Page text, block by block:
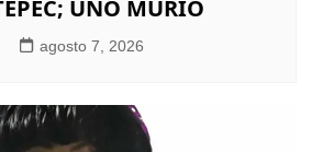
UNO MURIÓ
agosto 7, 2026